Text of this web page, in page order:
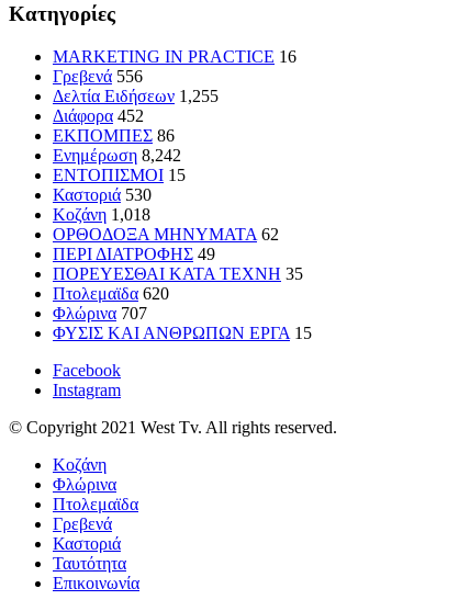
Kατηγορίες
MARKETING IN PRACTICE 16
Γρεβενά 556
Δελτία Ειδήσεων 1,255
Διάφορα 452
ΕΚΠΟΜΠΕΣ 86
Ενημέρωση 8,242
ΕΝΤΟΠΙΣΜΟΙ 15
Καστοριά 530
Κοζάνη 1,018
ΟΡΘΟΔΟΞΑ ΜΗΝΥΜΑΤΑ 62
ΠΕΡΙ ΔΙΑΤΡΟΦΗΣ 49
ΠΟΡΕΥΕΣΘΑΙ ΚΑΤΑ ΤΕΧΝΗ 35
Πτολεμαϊδα 620
Φλώρινα 707
ΦΥΣΙΣ ΚΑΙ ΑΝΘΡΩΠΩΝ ΕΡΓΑ 15
Facebook
Instagram
© Copyright 2021 West Tv. All rights reserved.
Κοζάνη
Φλώρινα
Πτολεμαϊδα
Γρεβενά
Καστοριά
Ταυτότητα
Επικοινωνία